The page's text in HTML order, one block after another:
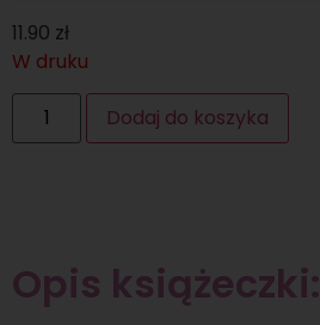
11.90 zł
W druku
Dodaj do koszyka
Opis książeczki: